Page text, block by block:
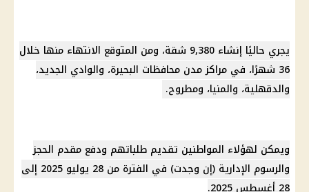
يجري حاليًا إنشاء 9,380 شقة، ومن المتوقع الانتهاء منها خلال
36 شهرًا، في مراكز مدن محافظات البحيرة، والوادي الجديد،
والدقهلية، والمنيا، ومطروح.
ويمكن لهؤلاء المواطنين تقديم طلباتهم ودفع مقدم الحجز
والرسوم الإدارية (إن وجدت) في الفترة من 28 يوليو 2025 إلى
28 أغسطس 2025.